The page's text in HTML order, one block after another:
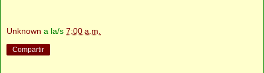
Unknown a la/s 7:00 a.m.
Compartir